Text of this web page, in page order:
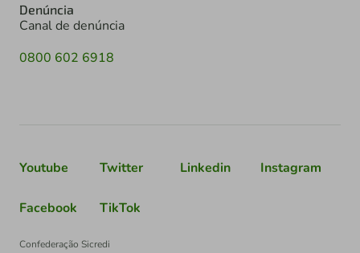
Denúncia
Canal de denúncia
0800 602 6918
Youtube Twitter Linkedin Instagram
Facebook TikTok
Confederação Sicredi